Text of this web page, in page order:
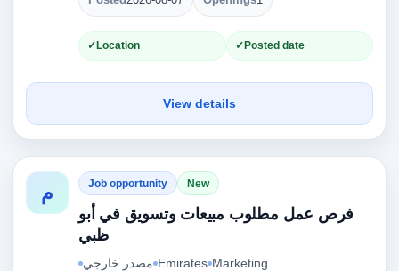
Location Posted date
View details
م Job opportunity New
فرص عمل مطلوب مبيعات وتسويق في أبو
ظبي
مصدر خارجي Emirates Marketing